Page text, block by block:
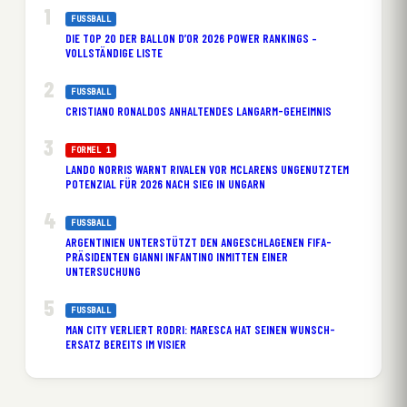
FUSSBALL
DIE TOP 20 DER BALLON D’OR 2026 POWER RANKINGS –
VOLLSTÄNDIGE LISTE
FUSSBALL
CRISTIANO RONALDOS ANHALTENDES LANGARM-GEHEIMNIS
FORMEL 1
LANDO NORRIS WARNT RIVALEN VOR MCLARENS UNGENUTZTEM
POTENZIAL FÜR 2026 NACH SIEG IN UNGARN
FUSSBALL
ARGENTINIEN UNTERSTÜTZT DEN ANGESCHLAGENEN FIFA-
PRÄSIDENTEN GIANNI INFANTINO INMITTEN EINER
UNTERSUCHUNG
FUSSBALL
MAN CITY VERLIERT RODRI: MARESCA HAT SEINEN WUNSCH-
ERSATZ BEREITS IM VISIER